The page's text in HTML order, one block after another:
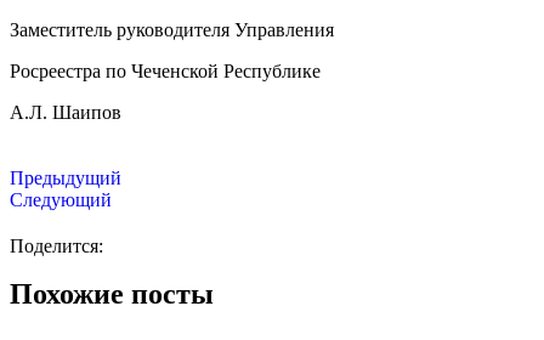
Заместитель руководителя Управления
Росреестра по Чеченской Республике
А.Л. Шаипов
Предыдущий
Следующий
Поделится:
Похожие посты